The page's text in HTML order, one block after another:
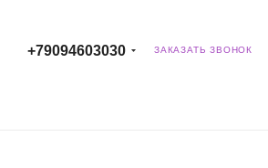
+79094603030 ЗАКАЗАТЬ ЗВОНОК